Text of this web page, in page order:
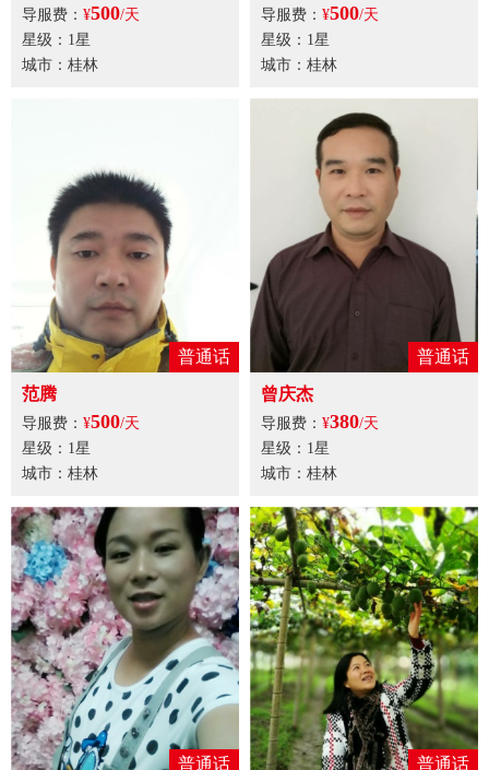
导服费： ¥500/天
星级：1星
城市：桂林
导服费： ¥500/天
星级：1星
城市：桂林
普通话
范腾
导服费： ¥500/天
星级：1星
城市：桂林
普通话
曾庆杰
导服费： ¥380/天
星级：1星
城市：桂林
普通话 普通话